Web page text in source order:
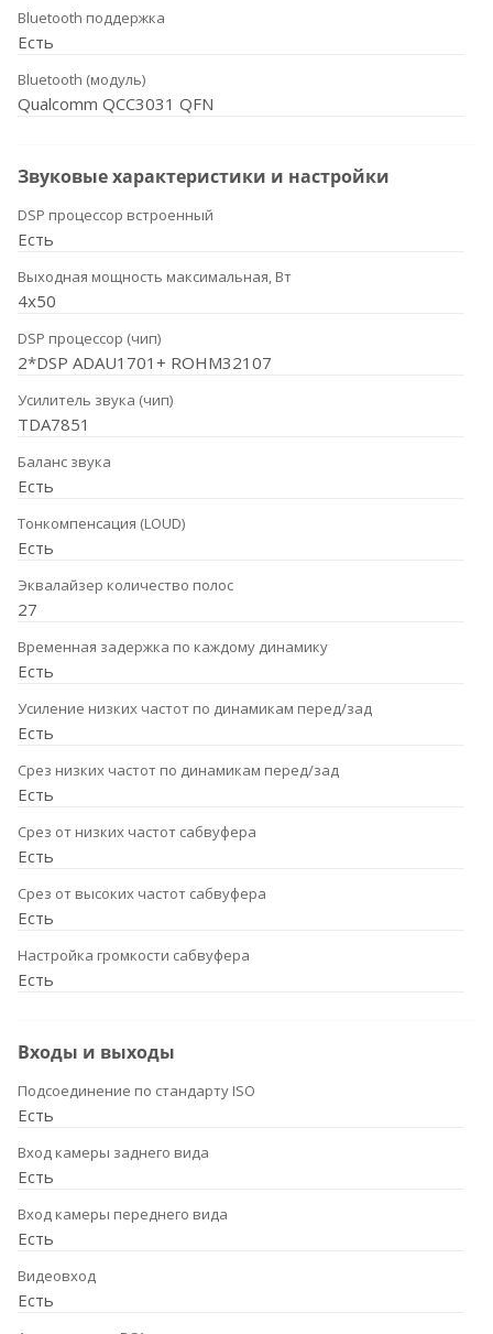
Bluetooth поддержка
Есть
Bluetooth (модуль)
Qualcomm QCC3031 QFN
Звуковые характеристики и настройки
DSP процессор встроенный
Есть
Выходная мощность максимальная, Вт
4x50
DSP процессор (чип)
2*DSP ADAU1701+ ROHM32107
Усилитель звука (чип)
TDA7851
Баланс звука
Есть
Тонкомпенсация (LOUD)
Есть
Эквалайзер количество полос
27
Временная задержка по каждому динамику
Есть
Усиление низких частот по динамикам перед/зад
Есть
Срез низких частот по динамикам перед/зад
Есть
Срез от низких частот сабвуфера
Есть
Срез от высоких частот сабвуфера
Есть
Настройка громкости сабвуфера
Есть
Входы и выходы
Подсоединение по стандарту ISO
Есть
Вход камеры заднего вида
Есть
Вход камеры переднего вида
Есть
Видеовход
Есть